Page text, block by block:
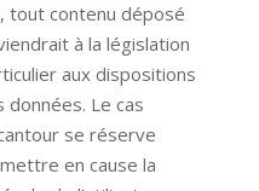
tout contenu déposé
à la législation
aux dispositions
Le cas
se réserve
en cause la